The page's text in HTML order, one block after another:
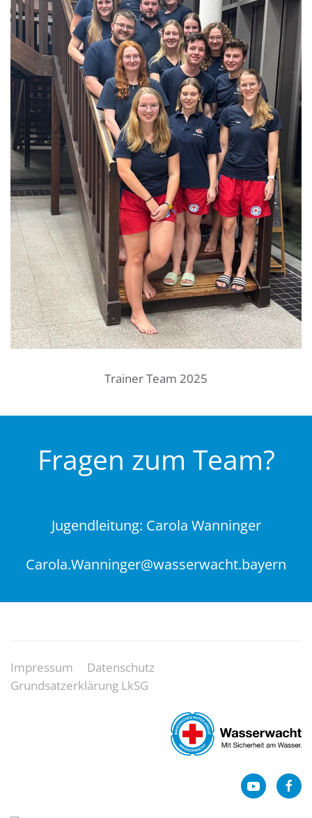
Trainer Team 2025
Fragen zum Team?
Jugendleitung: Carola Wanninger
Carola.Wanninger@wasserwacht.bayern
Impressum
Datenschutz
Grundsatzerklärung LkSG